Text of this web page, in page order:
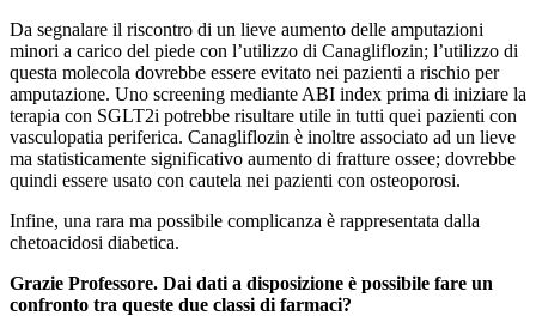
Da segnalare il riscontro di un lieve aumento delle amputazioni
minori a carico del piede con l’utilizzo di Canagliflozin; l’utilizzo di
questa molecola dovrebbe essere evitato nei pazienti a rischio per
amputazione. Uno screening mediante ABI index prima di iniziare la
terapia con SGLT2i potrebbe risultare utile in tutti quei pazienti con
vasculopatia periferica. Canagliflozin è inoltre associato ad un lieve
ma statisticamente significativo aumento di fratture ossee; dovrebbe
quindi essere usato con cautela nei pazienti con osteoporosi.
Infine, una rara ma possibile complicanza è rappresentata dalla
chetoacidosi diabetica.
Grazie Professore. Dai dati a disposizione è possibile fare un
confronto tra queste due classi di farmaci?